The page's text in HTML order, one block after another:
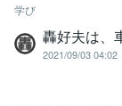
学び
轟好夫は、
2021/09/03 04:02